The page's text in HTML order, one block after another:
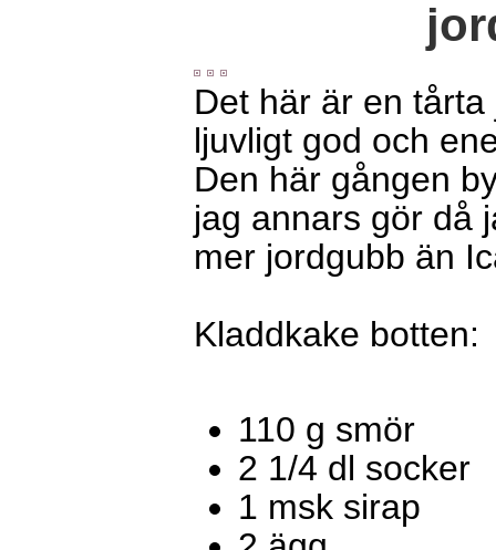
Det här är en
ljuvligt god och
Den här gången
jag annars gör då
mer jordgubb än
Kladdkake botten:
110 g smör
2 1/4 dl socker
1 msk sirap